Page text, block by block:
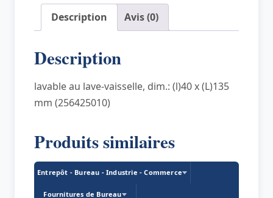
café,
inoxDescription Avis (0)
Description
lavable au lave-vaisselle, dim.: (l)40 x (L)135
mm (256425010)
Produits similaires
Entrepôt - Bureau - Industrie - Commerce
Fournitures de Bureau